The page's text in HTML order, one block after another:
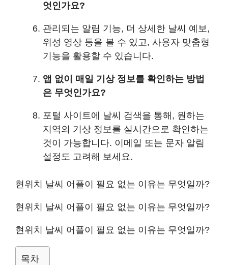
엇인가요?
관리되는 알림 기능, 더 상세한 날씨 예보,
위성 영상 등을 볼 수 있고, 사용자 맞춤형
기능을 활용할 수 있습니다.
앱 없이 매일 기상 정보를 확인하는 방법
은 무엇인가요?
포털 사이트에 날씨 검색을 통해, 원하는
지역의 기상 정보를 실시간으로 확인하는
것이 가능합니다. 이메일 또는 문자 알림
설정도 고려해 보세요.
현위치 날씨 어플이 필요 없는 이유는 무엇일까?
현위치 날씨 어플이 필요 없는 이유는 무엇일까?
현위치 날씨 어플이 필요 없는 이유는 무엇일까?
목차